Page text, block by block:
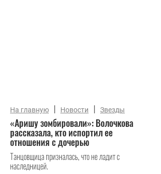
На главную | Новости | Звезды
«Аришу зомбировали»: Волочкова
рассказала, кто испортил ее
отношения с дочерью
Танцовщица призналась, что не ладит с
наследницей.